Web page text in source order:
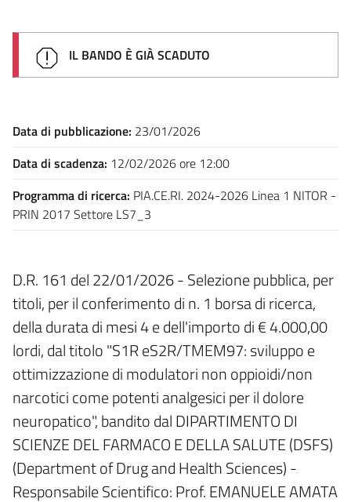
IL BANDO È GIÀ SCADUTO
Data di pubblicazione: 23/01/2026
Data di scadenza: 12/02/2026 ore 12:00
Programma di ricerca: PIA.CE.RI. 2024-2026 Linea 1 NITOR -
PRIN 2017 Settore LS7_3
D.R. 161 del 22/01/2026 - Selezione pubblica, per
titoli, per il conferimento di n. 1 borsa di ricerca,
della durata di mesi 4 e dell'importo di € 4.000,00
lordi, dal titolo "S1R eS2R/TMEM97: sviluppo e
ottimizzazione di modulatori non oppioidi/non
narcotici come potenti analgesici per il dolore
neuropatico", bandito dal DIPARTIMENTO DI
SCIENZE DEL FARMACO E DELLA SALUTE (DSFS)
(Department of Drug and Health Sciences) -
Responsabile Scientifico: Prof. EMANUELE AMATA